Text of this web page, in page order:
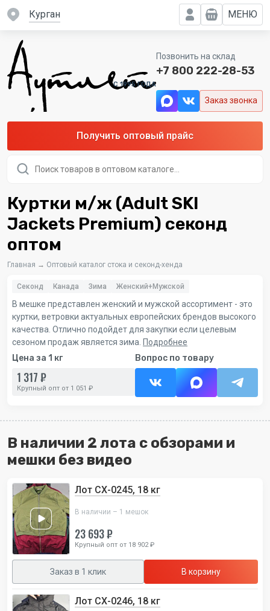
Курган МЕНЮ
C 1995 ГОДА
Позвонить на склад
+7 800 222-28-53
Заказ звонка
Получить оптовый прайс
товаров
Куртки м/ж (Adult SKI
Jackets Premium) секонд
оптом
Главная → Оптовый каталог стока и секонд-хенда
Секонд Канада Зима Женский+Мужской
В мешке представлен женский и мужской ассортимент - это
куртки, ветровки актуальных европейских брендов высокого
качества. Отлично подойдет для закупки если целевым
сезоном продаж является зима. Подробнее
Цена за 1 кг
1 317 ₽
Крупный опт от 1 051 ₽
Вопрос по товару
В наличии 2 лота с обзорами и
мешки без видео
Лот СХ-0245, 18 кг
В наличии – 1 мешок
23 693 ₽
Крупный опт от 18 902 ₽
Заказ в 1 клик В корзину
Лот СХ-0246, 18 кг